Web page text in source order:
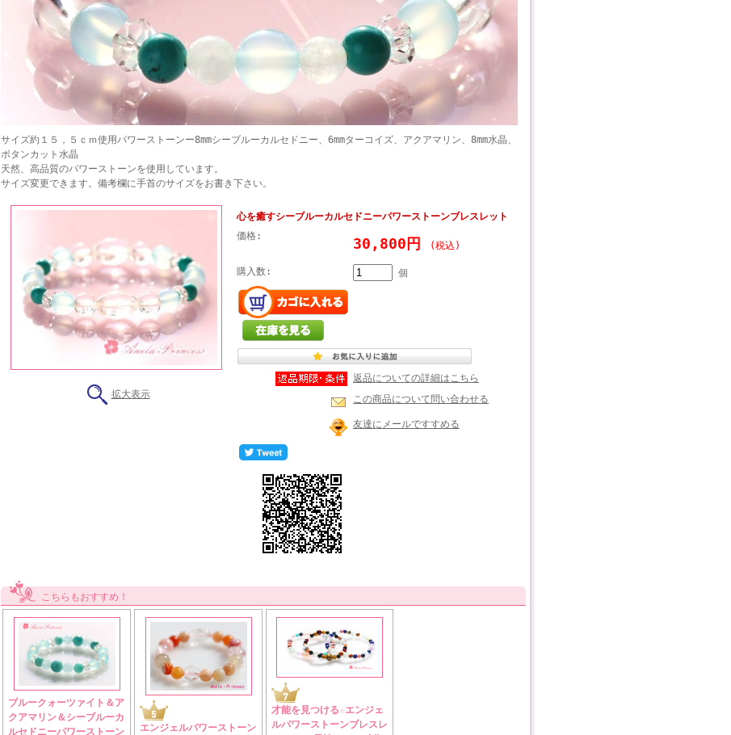
サイズ約１５，５ｃｍ使用パワーストーンー8mmシーブルーカルセドニー、6mmターコイズ、アクアマリン、8mm水晶、
ボタンカット水晶
天然、高品質のパワーストーンを使用しています。
サイズ変更できます。備考欄に手首のサイズをお書き下さい。
拡大表示
心を癒すシーブルーカルセドニーパワーストーンブレスレット
価格:
30,800円 (税込)
購入数: 個
返品についての詳細はこちら
この商品について問い合わせる
友達にメールですすめる
こちらもおすすめ！
ブルークォーツァイト＆ア
クアマリン＆シーブルーカ
ルセドニーパワーストーン
エンジェルパワーストーン
才能を見つける☆エンジェ
ルパワーストーンブレスレ